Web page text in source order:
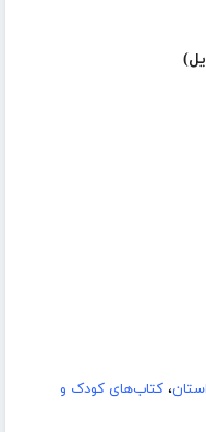
، کتاب‌های کودک و